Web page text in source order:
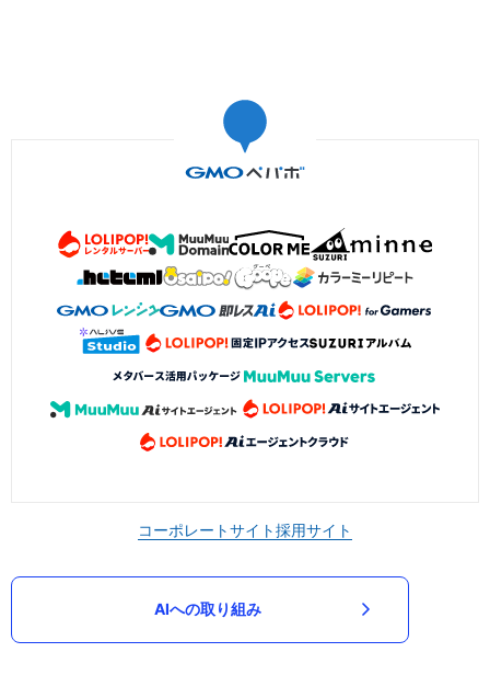
コーポレートサイト採用サイト
AIへの取り組み